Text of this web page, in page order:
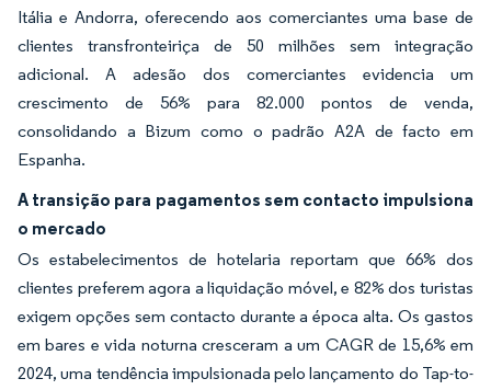
Itália e Andorra, oferecendo aos comerciantes uma base de
clientes transfronteiriça de 50 milhões sem integração
adicional. A adesão dos comerciantes evidencia um
crescimento de 56% para 82.000 pontos de venda,
consolidando a Bizum como o padrão A2A de facto em
Espanha.
A transição para pagamentos sem contacto impulsiona
o mercado
Os estabelecimentos de hotelaria reportam que 66% dos
clientes preferem agora a liquidação móvel, e 82% dos turistas
exigem opções sem contacto durante a época alta. Os gastos
em bares e vida noturna cresceram a um CAGR de 15,6% em
2024, uma tendência impulsionada pelo lançamento do Tap-to-